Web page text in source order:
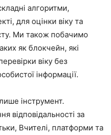
алгоритми,
для оцінки віку та
Ми також побачимо
як блокчейн, які
віку без
інформації.
інструмент.
відповідальності за
Вчителі, платформи та